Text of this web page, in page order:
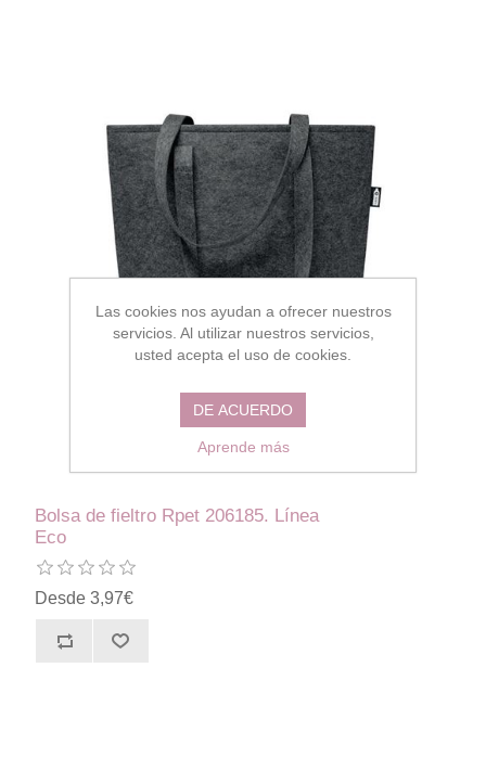
Bolsa de fieltro Rpet 206185. Línea
Eco
Desde 3,97€
Las cookies nos ayudan a ofrecer nuestros
servicios. Al utilizar nuestros servicios,
usted acepta el uso de cookies.
DE ACUERDO
Aprende más